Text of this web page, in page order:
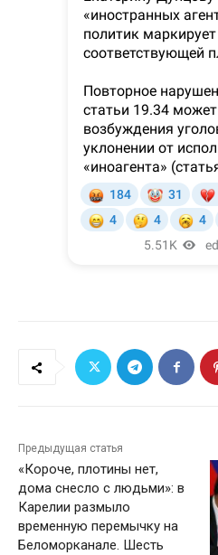
Предыдущая статья
«Короче, плотины нет,
дома снесло с людьми»: в
Карелии размыло
временную перемычку на
Беломорканале. Шесть